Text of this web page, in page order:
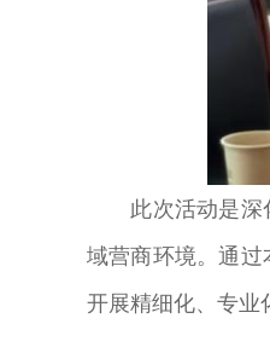
此次活动是深化
域营商环境。通
开展精细化、专业